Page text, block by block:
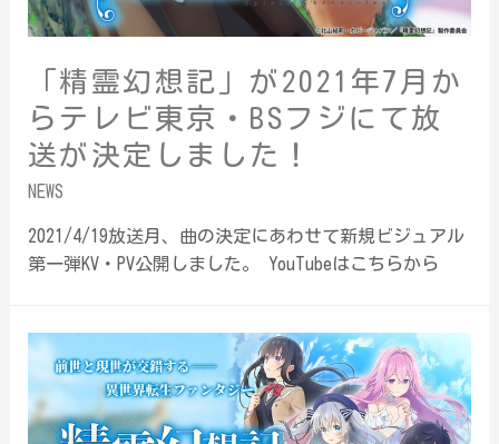
「精霊幻想記」が2021年7月か
らテレビ東京・BSフジにて放
送が決定しました！
NEWS
2021/4/19放送月、曲の決定にあわせて新規ビジュアル
第一弾KV・PV公開しました。 YouTubeはこちらから